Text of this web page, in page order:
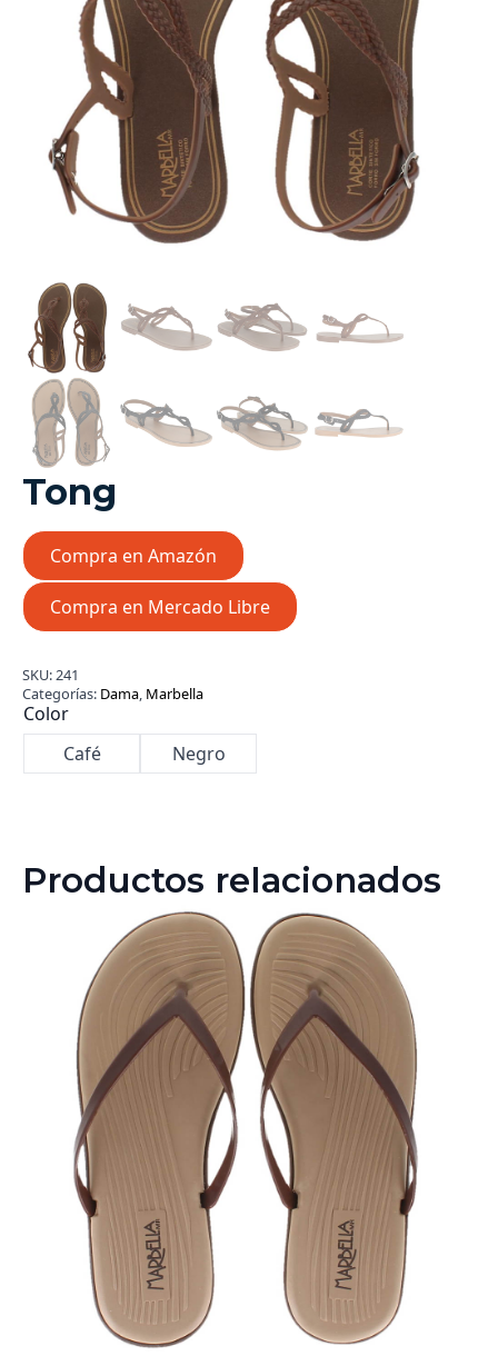
Tong
Compra en Amazón
Compra en Mercado Libre
SKU:241
Categorías: Dama, Marbella
Color
Café
Negro
Productos relacionados